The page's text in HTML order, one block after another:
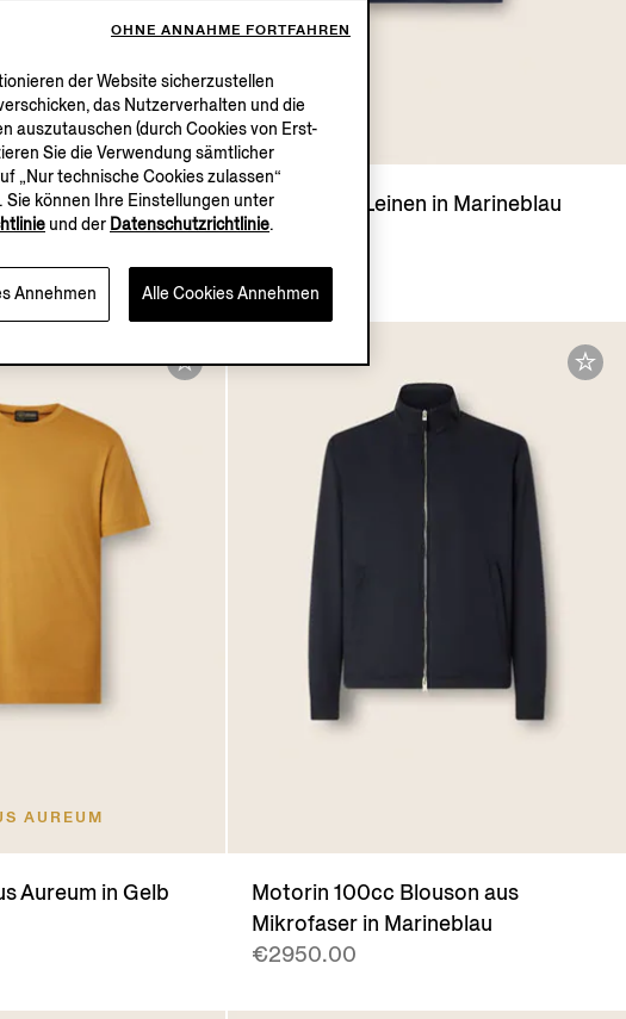
in
T-Shirt aus Leinen in Marineblau
€690.00
AUREUM
Aureum in Gelb
Motorin 100cc Blouson aus
Mikrofaser in Marineblau
€2950.00
der Website sicherzustellen
das Nutzerverhalten und die
auszutauschen (durch Cookies von Erst-
Sie die Verwendung sämtlicher
„Nur technische Cookies zulassen“
können Ihre Einstellungen unter
und der Datenschutzrichtlinie.
Annehmen Alle Cookies Annehmen
OHNE ANNAHME FORTFAHREN